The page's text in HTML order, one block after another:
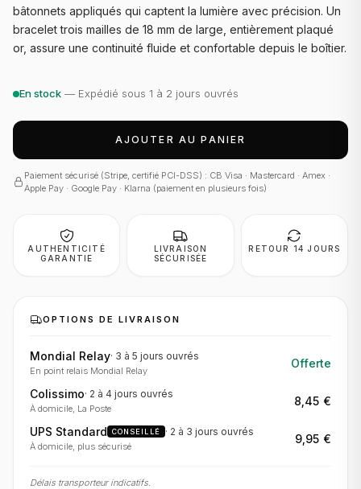
bâtonnets appliqués qui captent la lumière avec précision. Un
bracelet trois mailles de 18 mm de large, entièrement plaqué
or, assure une continuité fluide et confortable depuis le boîtier.
En stock — Expédié sous 1 à 2 jours ouvrés
AJOUTER AU PANIER
Paiement sécurisé (Stripe, certifié PCI-DSS) : CB Visa · Mastercard · Amex ·
Apple Pay · Google Pay · Klarna (paiement en plusieurs fois)
AUTHENTICITÉ
GARANTIE
LIVRAISON
SÉCURISÉE
RETOUR 14 JOURS
OPTIONS DE LIVRAISON
Mondial Relay· 3 à 5 jours ouvrés
En point relais Mondial Relay
Offerte
Colissimo· 2 à 4 jours ouvrés
À domicile, La Poste
8,45 €
UPS Standard CONSEILLÉ · 2 à 3 jours ouvrés
À domicile, plus sécurisé
9,95 €
Délais transporteur indicatifs.